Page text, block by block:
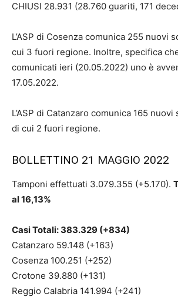
CHIUSI 28.931 (28.760 guariti, 171
L’ASP di Cosenza comunica 255 nuovi
cui 3 fuori regione. Inoltre, specifica
comunicati ieri (20.05.2022) uno è
17.05.2022.
L’ASP di Catanzaro comunica 165
di cui 2 fuori regione.
BOLLETTINO 21 MAGGIO 2022
Tamponi effettuati 3.079.355 (+5.170).
al 16,13%
Casi Totali: 383.329 (+834)
Catanzaro 59.148 (+163)
Cosenza 100.251 (+252)
Crotone 39.880 (+131)
Reggio Calabria 141.994 (+241)